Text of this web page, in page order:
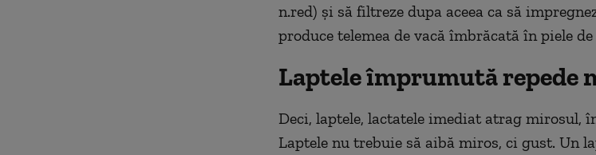
n.red) și să filtreze dupa aceea ca să
produce telemea de vacă îmbrăcată în piele
Laptele împrumută repede
Deci, laptele, lactatele imediat atrag mirosul,
Laptele nu trebuie să aibă miros, ci gust. Un